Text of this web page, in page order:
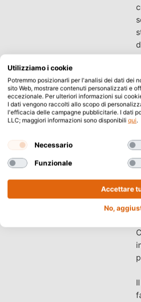
Utilizziamo i cookie
Potremmo posizionarli per l'analisi dei dati dei
sito Web, mostrare contenuti personalizzati e
eccezionale. Per ulteriori informazioni sui
I dati vengono raccolti allo scopo di
l'efficacia delle campagne pubblicitarie. I dati
LLC; maggiori informazioni sono disponibili qui.
Necessario
Funzionale
Accettare
No,